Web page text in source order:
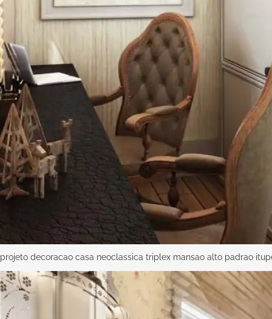
projeto decoracao casa neoclassica triplex mansao alto padrao